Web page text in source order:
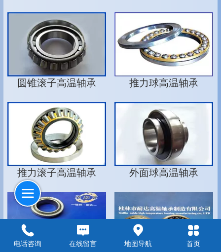
圆锥滚子高温轴承 推力球高温轴承
推力滚子高温轴承 外面球高温轴承
电话咨询 在线留言 地图导航 首页